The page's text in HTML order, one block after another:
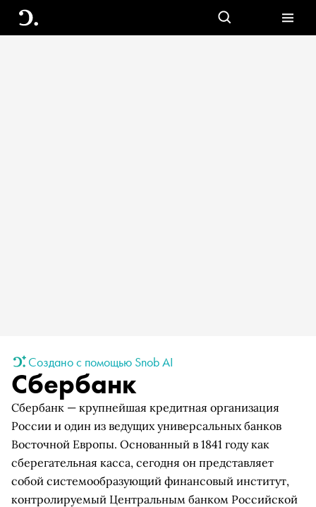
Создано с помощью Snob AI
Сбербанк
Сбербанк — крупнейшая кредитная организация
России и один из ведущих универсальных банков
Восточной Европы. Основанный в 1841 году как
сберегательная касса, сегодня он представляет
собой системообразующий финансовый институт,
контролируемый Центральным банком Российской